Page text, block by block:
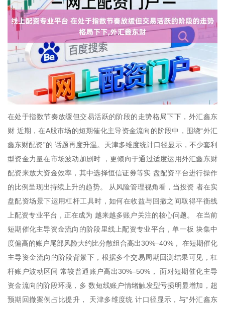
在处于指数节奏放缓但交易活跃的阶段的走势格局下下，外汇鑫东
财 近期，在A股市场的短期催化主导资金流向的阶段中，围绕“外汇
鑫东财配资”的 话题再度升温。天津多维度统计口径显示，不少套利
型资金力量在市场波动加剧时 ，更倾向于通过适度运用外汇鑫东财
配资来放大资金效率，其中选择恒信证券等实 盘配资平台进行操作
的比例呈现出持续上升的趋势。 从风险管理视角看，当投资 者在实
盘配资场景下运用杠杆工具时，如何在收益与回撤之间取得平衡线
上配资专业平台，正在成为 越来越多账户关注的核心问题。 在当前
短期催化主导资金流向的阶段里线上配资专业平台，单一板 块集中
度偏高的账户尾部风险大约比分散组合高出30%–40%， 在短期催化
主导资金流向的阶段背景下，根据多个交易周期回测结果可见，杠
杆账户波动区间 常较普通账户高出30%–50%， 面对短期催化主导
资金流向的阶段环境，多 数短线账户情绪触发型亏损明显增加，超
预期回撤案例占比提升， 天津多维度统 计口径显示，与“外汇鑫东